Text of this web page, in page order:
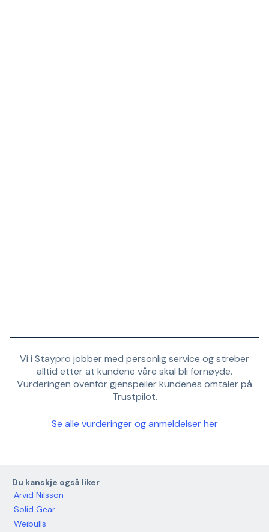
Vi i Staypro jobber med personlig service og streber
alltid etter at kundene våre skal bli fornøyde.
Vurderingen ovenfor gjenspeiler kundenes omtaler på
Trustpilot.
Se alle vurderinger og anmeldelser her
Du kanskje også liker
Arvid Nilsson
Solid Gear
Weibulls